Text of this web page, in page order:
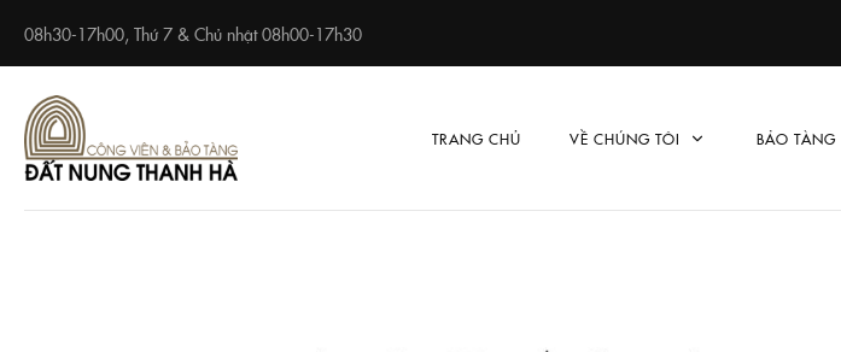
08h30-17h00, Thứ 7 & Chủ nhật 08h00-17h30
TRANG CHỦ VỀ CHÚNG TÔI BẢO TÀNG